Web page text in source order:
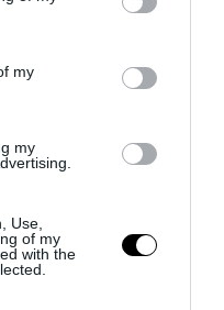
its third-party tags to
in below Google
my
my
Use,
of my
with the
του Σορτς